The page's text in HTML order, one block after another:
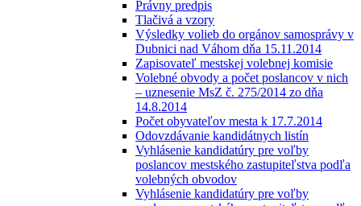
Právny predpis
Tlačivá a vzory
Výsledky volieb do orgánov samosprávy v
Dubnici nad Váhom dňa 15.11.2014
Zapisovateľ mestskej volebnej komisie
Volebné obvody a počet poslancov v nich
– uznesenie MsZ č. 275/2014 zo dňa
14.8.2014
Počet obyvateľov mesta k 17.7.2014
Odovzdávanie kandidátnych listín
Vyhlásenie kandidatúry pre voľby
poslancov mestského zastupiteľstva podľa
volebných obvodov
Vyhlásenie kandidatúry pre voľby